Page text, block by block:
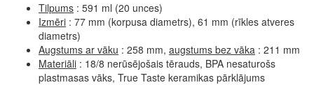
Tilpums : 591 ml (20 unces)
Izmēri : 77 mm (korpusa diametrs), 61 mm (rīkles atveres
diametrs)
Augstums ar vāku : 258 mm, augstums bez vāka : 211 mm
Materiāli : 18/8 nerūsējošais tērauds, BPA nesaturošs
plastmasas vāks, True Taste keramikas pārklājums